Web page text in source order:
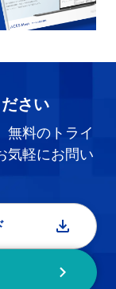
さい
無料のトライ
気軽にお問い